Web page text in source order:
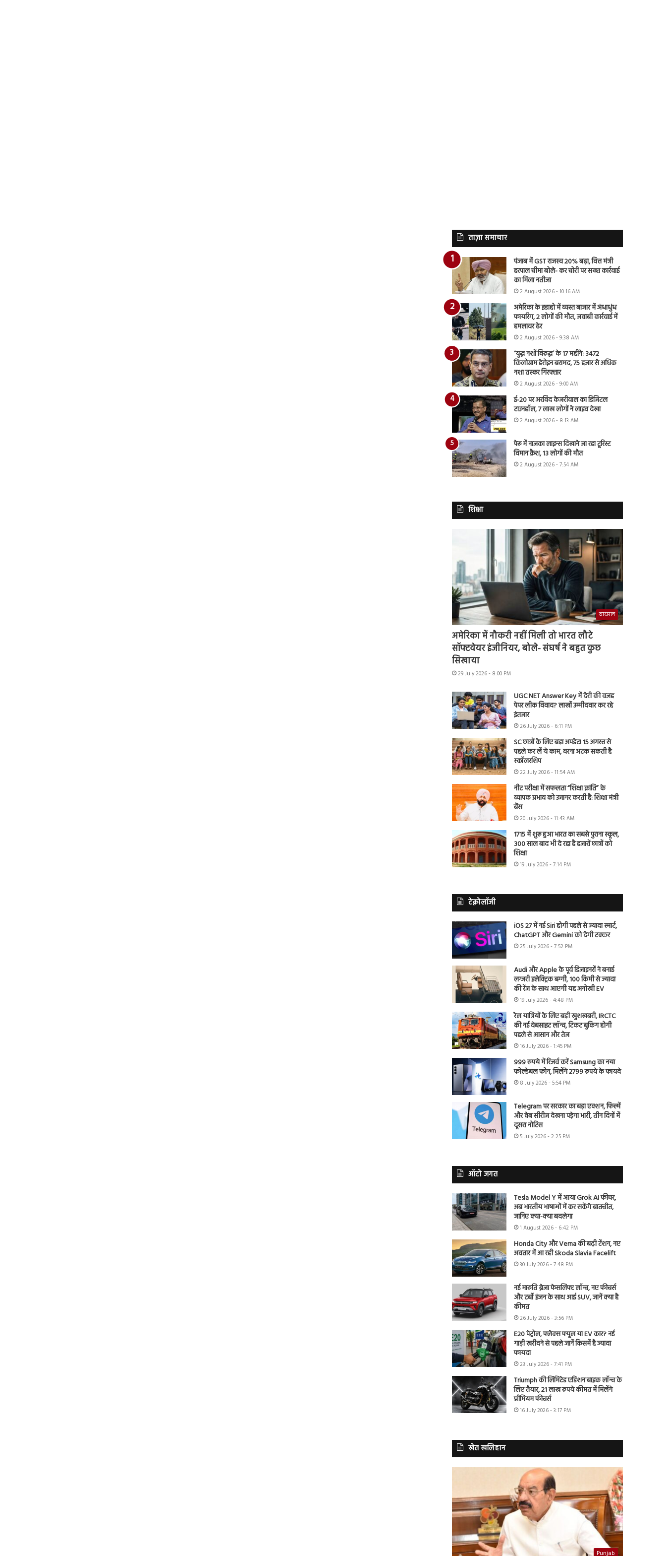
ताज़ा समाचार
पंजाब में GST राजस्व 20% बढ़ा, वित्त मंत्री
हरपाल चीमा बोले- कर चोरी पर सख्त कार्रवाई
का मिला नतीजा
2 August 2026 - 10:16 AM
अमेरिका के इडाहो में व्यस्त बाजार में अंधाधुंध
फायरिंग, 2 लोगों की मौत, जवाबी कार्रवाई में
हमलावर ढेर
2 August 2026 - 9:38 AM
‘युद्ध नशों विरुद्ध’ के 17 महीने: 3472
किलोग्राम हेरोइन बरामद, 75 हजार से अधिक
नशा तस्कर गिरफ्तार
2 August 2026 - 9:00 AM
ई-20 पर अरविंद केजरीवाल का डिजिटल
टाउनहॉल, 7 लाख लोगों ने लाइव देखा
2 August 2026 - 8:13 AM
पेरू में नाजका लाइन्स दिखाने जा रहा टूरिस्ट
विमान क्रैश, 13 लोगों की मौत
2 August 2026 - 7:54 AM
शिक्षा
वायरल
अमेरिका में नौकरी नहीं मिली तो भारत लौटे
सॉफ्टवेयर इंजीनियर, बोले- संघर्ष ने बहुत कुछ
सिखाया
29 July 2026 - 8:00 PM
UGC NET Answer Key में देरी की वजह
पेपर लीक विवाद? लाखों उम्मीदवार कर रहे
इंतजार
26 July 2026 - 6:11 PM
SC छात्रों के लिए बड़ा अपडेट! 15 अगस्त से
पहले कर लें ये काम, वरना अटक सकती है
स्कॉलरशिप
22 July 2026 - 11:54 AM
नीट परीक्षा में सफलता “शिक्षा क्रांति” के
व्यापक प्रभाव को उजागर करती है: शिक्षा मंत्री
बैंस
20 July 2026 - 11:43 AM
1715 में शुरू हुआ भारत का सबसे पुराना स्कूल,
300 साल बाद भी दे रहा है हजारों छात्रों को
शिक्षा
19 July 2026 - 7:14 PM
टेक्नोलॉजी
iOS 27 में नई Siri होगी पहले से ज्यादा स्मार्ट,
ChatGPT और Gemini को देगी टक्कर
25 July 2026 - 7:52 PM
Audi और Apple के पूर्व डिजाइनरों ने बनाई
लग्जरी इलेक्ट्रिक बग्गी, 100 किमी से ज्यादा
की रेंज के साथ आएगी यह अनोखी EV
19 July 2026 - 4:48 PM
रेल यात्रियों के लिए बड़ी खुशखबरी, IRCTC
की नई वेबसाइट लॉन्च, टिकट बुकिंग होगी
पहले से आसान और तेज
16 July 2026 - 1:45 PM
999 रुपये में रिजर्व करें Samsung का नया
फोल्डेबल फोन, मिलेंगे 2799 रुपये के फायदे
8 July 2026 - 5:54 PM
Telegram पर सरकार का बड़ा एक्शन, फिल्में
और वेब सीरीज देखना पड़ेगा भारी, तीन दिनों में
दूसरा नोटिस
5 July 2026 - 2:25 PM
ऑटो जगत
Tesla Model Y में आया Grok AI फीचर,
अब भारतीय भाषाओं में कर सकेंगे बातचीत,
जानिए क्या-क्या बदलेगा
1 August 2026 - 6:42 PM
Honda City और Verna की बढ़ी टेंशन, नए
अवतार में आ रही Skoda Slavia Facelift
30 July 2026 - 7:48 PM
नई मारुति ब्रेजा फेसलिफ्ट लॉन्च, नए फीचर्स
और टर्बो इंजन के साथ आई SUV, जानें क्या है
कीमत
26 July 2026 - 3:56 PM
E20 पेट्रोल, फ्लेक्स फ्यूल या EV कार? नई
गाड़ी खरीदने से पहले जानें किसमें है ज्यादा
फायदा
23 July 2026 - 7:41 PM
Triumph की लिमिटेड एडिशन बाइक लॉन्च के
लिए तैयार, 21 लाख रुपये कीमत में मिलेंगे
प्रीमियम फीचर्स
16 July 2026 - 3:17 PM
खेत खलिहान
Punjab